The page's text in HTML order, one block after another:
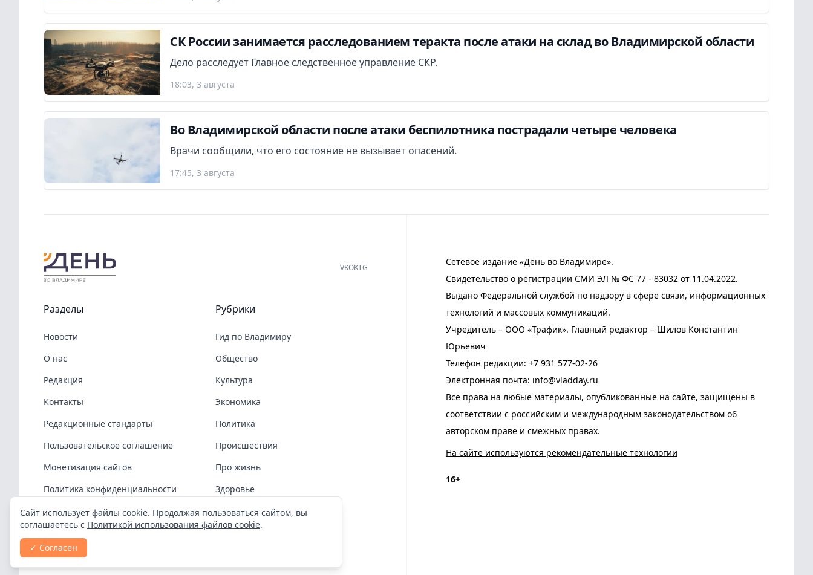
СК России занимается расследованием теракта после атаки на склад во Владимирской области
Дело расследует Главное следственное управление СКР.
18:03, 3 августа
Во Владимирской области после атаки беспилотника пострадали четыре человека
Врачи сообщили, что его состояние не вызывает опасений.
17:45, 3 августа
Сетевое издание «День во Владимире».
Свидетельство о регистрации СМИ ЭЛ № ФС 77 - 83032 от 11.04.2022.
Выдано Федеральной службой по надзору в сфере связи, информационных
технологий и массовых коммуникаций.
Учредитель – ООО «Трафик». Главный редактор – Шилов Константин
Юрьевич
Телефон редакции: +7 931 577-02-26
Электронная почта: info@vladday.ru
Все права на любые материалы, опубликованные на сайте, защищены в
соответствии с российским и международным законодательством об
авторском праве и смежных правах.
На сайте используются рекомендательные технологии
16+
VKOKTG
Разделы
Новости
О нас
Редакция
Контакты
Редакционные стандарты
Пользовательское соглашение
Монетизация сайтов
Политика конфиденциальности
Политика cookies
Рубрики
Гид по Владимиру
Общество
Культура
Экономика
Политика
Происшествия
Про жизнь
Здоровье
COVID-19
Спорт
Сайт использует файлы cookie. Продолжая пользоваться сайтом, вы
соглашаетесь с Политикой использования файлов cookie.
✓ Согласен